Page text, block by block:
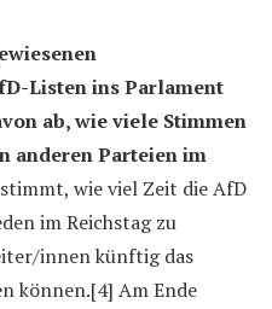
Listen ins Parlament
ab, wie viele Stimmen
anderen Parteien im
wie viel Zeit die AfD
im Reichstag zu
innen künftig das
können.[4] Am Ende